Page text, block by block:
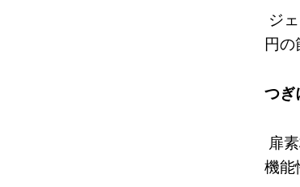
ジ
円の
つぎ
扉
機能